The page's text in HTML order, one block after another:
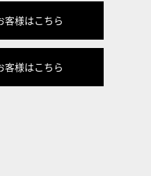
客様はこちら
客様はこちら